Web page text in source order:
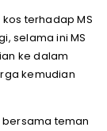
terhadap MS
selama ini MS
ke dalam
kemudian
teman